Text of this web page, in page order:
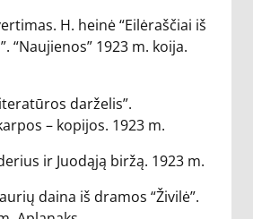
H. heinė “Eilėraščiai iš
“Naujienos” 1923 m. koija.
darželis”.
– kopijos. 1923 m.
ir Juodąją biržą. 1923 m.
daina iš dramos “Živilė”.